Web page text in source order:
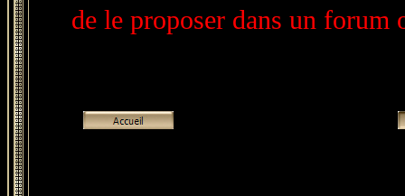
de le proposer dans un forum